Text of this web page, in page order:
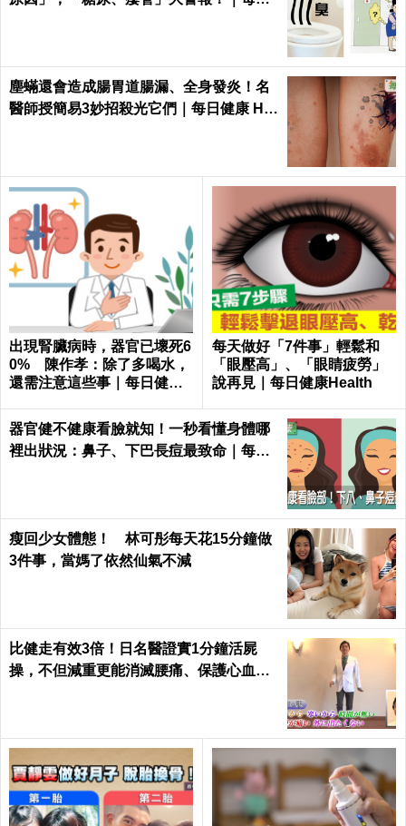
塵蟎還會造成腸胃道腸漏、全身發炎！名
醫師授簡易3妙招殺光它們｜每日健康 He
出現腎臟病時，器官已壞死6
0% 陳作孝：除了多喝水，
還需注意這些事｜每日健康
每天做好「7件事」輕鬆和
「眼壓高」、「眼睛疲勞」
說再見｜每日健康Health
器官健不健康看臉就知！一秒看懂身體哪
裡出狀況：鼻子、下巴長痘最致命｜每日
瘦回少女體態！ 林可彤每天花15分鐘做
3件事，當媽了依然仙氣不減
比健走有效3倍！日名醫證實1分鐘活屍
操，不但減重更能消滅腰痛、保護心血管